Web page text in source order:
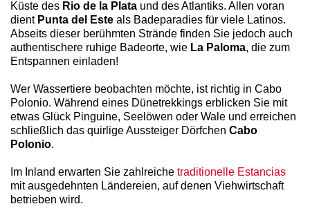
Küste des Rio de la Plata und des Atlantiks. Allen voran
dient Punta del Este als Badeparadies für viele Latinos.
Abseits dieser berühmten Strände finden Sie jedoch auch
authentischere ruhige Badeorte, wie La Paloma, die zum
Entspannen einladen!
Wer Wassertiere beobachten möchte, ist richtig in Cabo
Polonio. Während eines Dünetrekkings erblicken Sie mit
etwas Glück Pinguine, Seelöwen oder Wale und erreichen
schließlich das quirlige Aussteiger Dörfchen Cabo
Polonio.
Im Inland erwarten Sie zahlreiche traditionelle Estancias
mit ausgedehnten Ländereien, auf denen Viehwirtschaft
betrieben wird.